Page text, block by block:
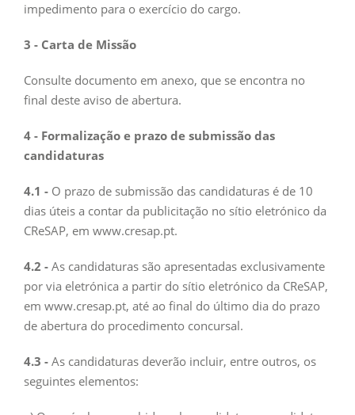
impedimento para o exercício do cargo.
3 - Carta de Missão
Consulte documento em anexo, que se encontra no
final deste aviso de abertura.
4 - Formalização e prazo de submissão das
candidaturas
4.1 - O prazo de submissão das candidaturas é de 10
dias úteis a contar da publicitação no sítio eletrónico da
CReSAP, em www.cresap.pt.
4.2 - As candidaturas são apresentadas exclusivamente
por via eletrónica a partir do sítio eletrónico da CReSAP,
em www.cresap.pt, até ao final do último dia do prazo
de abertura do procedimento concursal.
4.3 - As candidaturas deverão incluir, entre outros, os
seguintes elementos: